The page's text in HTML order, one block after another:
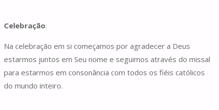
Celebração:
Na celebração em si começamos por agradecer a Deus
estarmos juntos em Seu nome e seguimos através do missal
para estarmos em consonância com todos os fiéis católicos
do mundo inteiro.